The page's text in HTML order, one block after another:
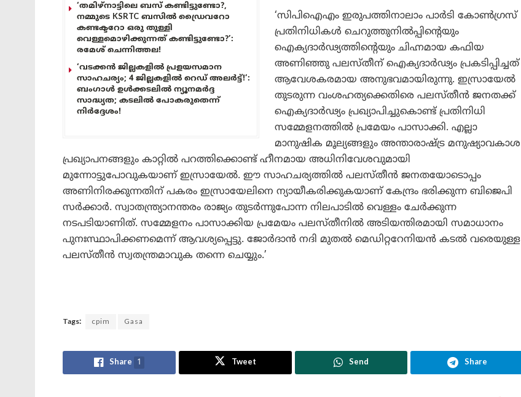
‘തമിഴ്‌നാട്ടിലെ ബസ് കണ്ടിട്ടുണ്ടോ?,
നമ്മുടെ KSRTC ബസിൽ ഡ്രൈവറോ
കണ്ടക്ടറോ ഒരു തുള്ളി
വെള്ളമൊഴിക്കുന്നത് കണ്ടിട്ടുണ്ടോ?’:
രമേശ് ചെന്നിത്തല!
‘വടക്കൻ ജില്ലകളിൽ പ്രളയസമാന
സാഹചര്യം; 4 ജില്ലകളിൽ റെഡ് അലർട്ട്!’:
ബംഗാൾ ഉൾക്കടലിൽ ന്യൂനമർദ്ദ
സാദ്ധ്യത; കടലിൽ പോകരുതെന്ന്
നിർദ്ദേശം!
‘സിപിഐഎം ഇരുപത്തിനാലാം പാർടി കോൺഗ്രസ്
പ്രതിനിധികൾ ചെറുത്തുനിൽപ്പിന്റെയും
ഐക്യദാർഢ്യത്തിന്റെയും ചിഹ്നമായ കഫിയ
അണിഞ്ഞു പലസ്തീന് ഐക്യദാർഢ്യം പ്രകടിപ്പിച്ചത്
ആവേശകരമായ അനുഭവമായിരുന്നു. ഇസ്രായേൽ
തുടരുന്ന വംശഹത്യക്കെതിരെ പലസ്തീൻ ജനതക്ക്
ഐക്യദാർഢ്യം പ്രഖ്യാപിച്ചുകൊണ്ട് പ്രതിനിധി
സമ്മേളനത്തിൽ പ്രമേയം പാസാക്കി. എല്ലാ
മാനുഷിക മൂല്യങ്ങളും അന്താരാഷ്ട്ര മനുഷ്യാവകാശ
പ്രഖ്യാപനങ്ങളും കാറ്റിൽ പറത്തിക്കൊണ്ട് ഹീനമായ അധിനിവേശവുമായി
മുന്നോട്ടുപോവുകയാണ് ഇസ്രായേൽ. ഈ സാഹചര്യത്തിൽ പലസ്തീൻ ജനതയോടൊപ്പം
അണിനിരക്കുന്നതിന് പകരം ഇസ്രായേലിനെ ന്യായീകരിക്കുകയാണ് കേന്ദ്രം ഭരിക്കുന്ന ബിജെപി
സർക്കാർ. സ്വാതന്ത്ര്യാനന്തരം രാജ്യം തുടർന്നുപോന്ന നിലപാടിൽ വെള്ളം ചേർക്കുന്ന
നടപടിയാണിത്. സമ്മേളനം പാസാക്കിയ പ്രമേയം പലസ്തീനിൽ അടിയന്തിരമായി സമാധാനം
പുനഃസ്ഥാപിക്കണമെന്ന് ആവശ്യപ്പെട്ടു. ജോർദാൻ നദി മുതൽ മെഡിറ്ററേനിയൻ കടൽ വരെയുള്ള
പലസ്തീൻ സ്വതന്ത്രമാവുക തന്നെ ചെയ്യും.’
Tags: cpim Gasa
Share 1 Tweet Send Share